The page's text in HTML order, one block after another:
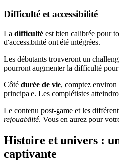
Difficulté et accessibilité
La difficulté est bien calibrée pour
d'accessibilité ont été intégrées.
Les débutants trouveront un
pourront augmenter la difficulté
Côté durée de vie, comptez environ
principale. Les complétistes
Le contenu post-game et les
rejouabilité. Vous en aurez pour
Histoire et univers :
captivante